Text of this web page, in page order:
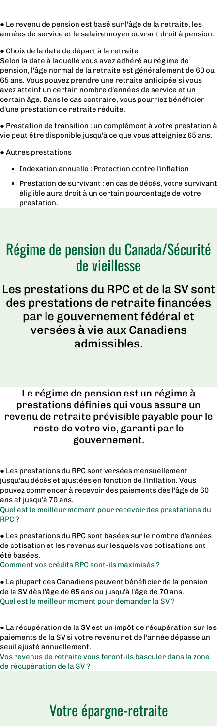
● Le revenu de pension est basé sur l'âge de la retraite, les
années de service et le salaire moyen ouvrant droit à pension.
● Choix de la date de départ à la retraite
Selon la date à laquelle vous avez adhéré au régime de
pension, l'âge normal de la retraite est généralement de 60 ou
65 ans. Vous pouvez prendre une retraite anticipée si vous
avez atteint un certain nombre d'années de service et un
certain âge. Dans le cas contraire, vous pourriez bénéficier
d'une prestation de retraite réduite.
● Prestation de transition : un complément à votre prestation à
vie peut être disponible jusqu'à ce que vous atteigniez 65 ans.
● Autres prestations
Indexation annuelle : Protection contre l'inflation
Prestation de survivant : en cas de décès, votre survivant
éligible aura droit à un certain pourcentage de votre
prestation.
Régime de pension du Canada/Sécurité
de vieillesse
Les prestations du RPC et de la SV sont
des prestations de retraite financées
par le gouvernement fédéral et
versées à vie aux Canadiens
admissibles.
Le régime de pension est un régime à
prestations définies qui vous assure un
revenu de retraite prévisible payable pour le
reste de votre vie, garanti par le
gouvernement.
● Les prestations du RPC sont versées mensuellement
jusqu'au décès et ajustées en fonction de l'inflation. Vous
pouvez commencer à recevoir des paiements dès l'âge de 60
ans et jusqu'à 70 ans.
Quel est le meilleur moment pour recevoir des prestations du
RPC ?
● Les prestations du RPC sont basées sur le nombre d'années
de cotisation et les revenus sur lesquels vos cotisations ont
été basées.
Comment vos crédits RPC sont-ils maximisés ?
● La plupart des Canadiens peuvent bénéficier de la pension
de la SV dès l'âge de 65 ans ou jusqu'à l'âge de 70 ans.
Quel est le meilleur moment pour demander la SV ?
● La récupération de la SV est un impôt de récupération sur les
paiements de la SV si votre revenu net de l'année dépasse un
seuil ajusté annuellement.
Vos revenus de retraite vous feront-ils basculer dans la zone
de récupération de la SV ?
Votre épargne-retraite